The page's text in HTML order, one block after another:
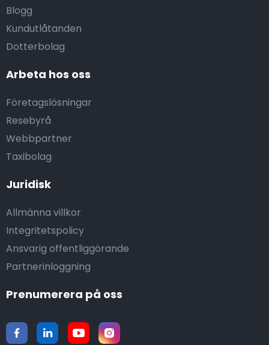
Blogg
Kundutlåtanden
Dotterbolag
Arbeta hos oss
Företagslösningar
Resebyrå
Webbpartner
Taxibolag
Juridisk
Allmänna villkor
Integritetspolicy
Ansvarig offentliggörande
Partnerinloggning
Prenumerera på oss